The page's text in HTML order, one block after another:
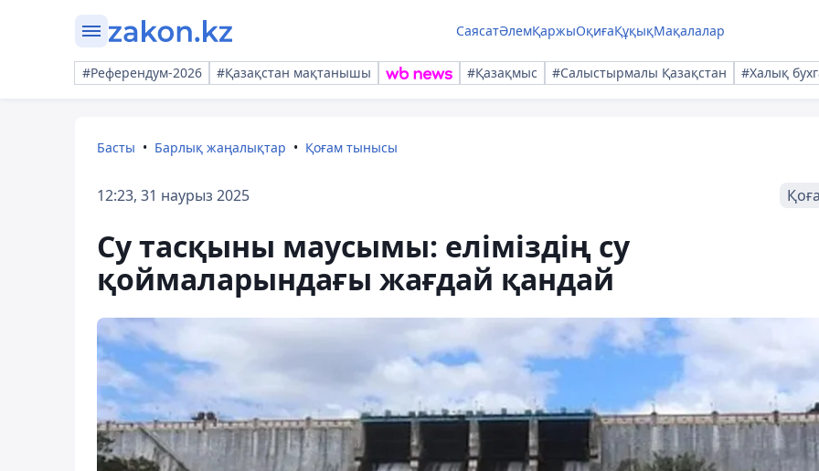
СаясатӘлемҚаржыОқиғаҚұқықМақалалар
#Референдум-2026 #Қазақстан мақтанышы #Қазақмыс #Салыстырмалы Қазақстан #Халық
Басты Барлық жаңалықтар Қоғам тынысы
12:23, 31 наурыз 2025
Су тасқыны маусымы: еліміздің су
қоймаларындағы жағдай қандай